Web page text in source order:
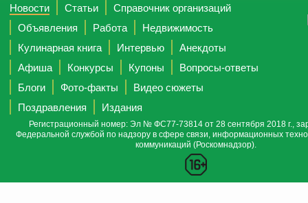
Новости Статьи
Справочник организаций
Объявления
Работа
Недвижимость
Кулинарная книга
Интервью
Анекдоты
Афиша
Конкурсы Купоны
Вопросы-ответы
Блоги
Фото-факты
Видео сюжеты
Поздравления
Издания
Регистрационный номер: Эл № ФС77-73814 от 28 сентября 2018 г.,
Федеральной службой по надзору в сфере связи, информационных
коммуникаций (Роскомнадзор).